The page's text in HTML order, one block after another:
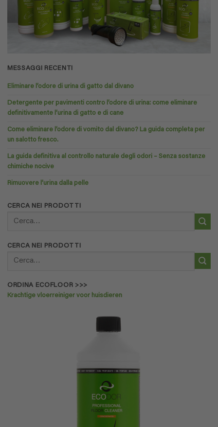
MESSAGGI RECENTI
Eliminare l’odore di urina di gatto dal divano
Detergente per pavimenti contro l’odore di urina: come eliminare
definitivamente l’urina di gatto e di cane
Come eliminare l’odore di vomito dal divano? La guida completa per
un salotto fresco.
La guida definitiva al controllo naturale degli odori – Senza sostanze
chimiche nocive
Rimuovere l’urina dalla pelle
CERCA NEI PRODOTTI
CERCA NEI PRODOTTI
ORDINA ECOFLOOR >>>
Krachtige vloerreiniger voor huisdieren